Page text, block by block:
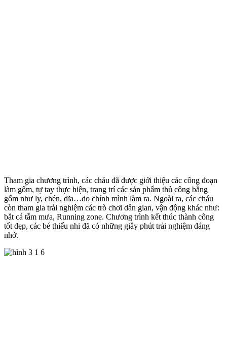
Tham gia chương trình, các cháu đã được giới thiệu các công đoạn
làm gốm, tự tay thực hiện, trang trí các sản phẩm thủ công bằng
gốm như ly, chén, dĩa…do chính mình làm ra. Ngoài ra, các cháu
còn tham gia trải nghiệm các trò chơi dân gian, vận động khác như:
bắt cá tắm mưa, Running zone. Chương trình kết thúc thành công
tốt đẹp, các bé thiếu nhi đã có những giây phút trải nghiệm đáng
nhớ.